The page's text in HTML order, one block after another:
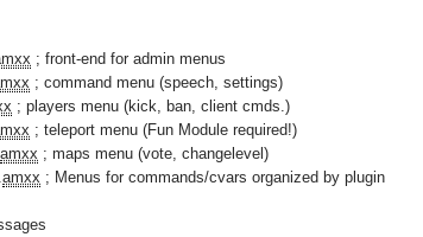
; front-end for admin menus
; command menu (speech, settings)
; players menu (kick, ban, client cmds.)
; teleport menu (Fun Module required!)
amxx ; maps menu (vote, changelevel)
amxx ; Menus for commands/cvars organized by plugin